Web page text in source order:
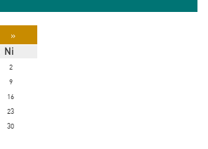
»
Ni
2
9
16
23
30